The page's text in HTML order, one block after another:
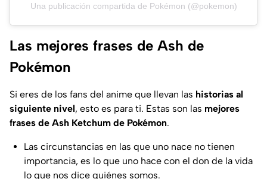
Una publicación compartida de Pokémon (@pokemon)
Las mejores frases de Ash de
Pokémon
Si eres de los fans del anime que llevan las historias al
siguiente nivel, esto es para ti. Estas son las mejores
frases de Ash Ketchum de Pokémon.
Las circunstancias en las que uno nace no tienen
importancia, es lo que uno hace con el don de la vida
lo que nos dice quiénes somos.